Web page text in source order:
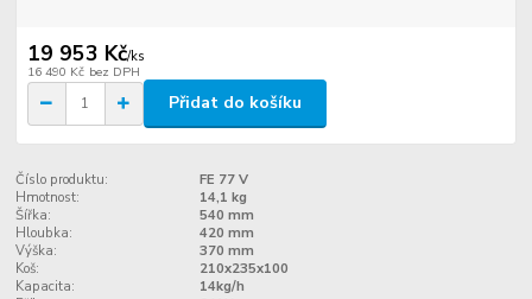
19 953 Kč/ks
16 490 Kč bez DPH
Přidat do košíku
Číslo produktu:
FE 77 V
Hmotnost:
14,1 kg
Šířka:
540 mm
Hloubka:
420 mm
Výška:
370 mm
Koš:
210x235x100
Kapacita:
14kg/h